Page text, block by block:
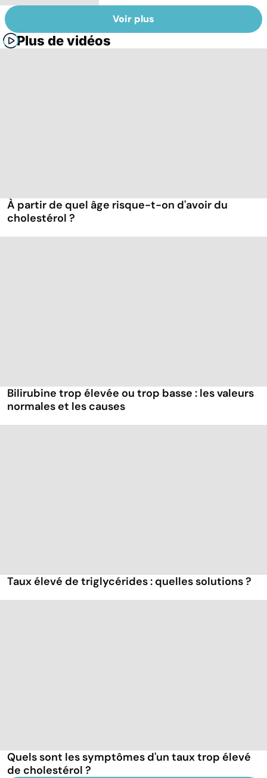
Voir plus
Plus de vidéos
À partir de quel âge risque-t-on d'avoir du
cholestérol ?
Bilirubine trop élevée ou trop basse : les valeurs
normales et les causes
Taux élevé de triglycérides : quelles solutions ?
Quels sont les symptômes d'un taux trop élevé
de cholestérol ?